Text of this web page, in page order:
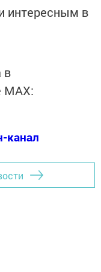
интересным в
в
MАХ:
канал